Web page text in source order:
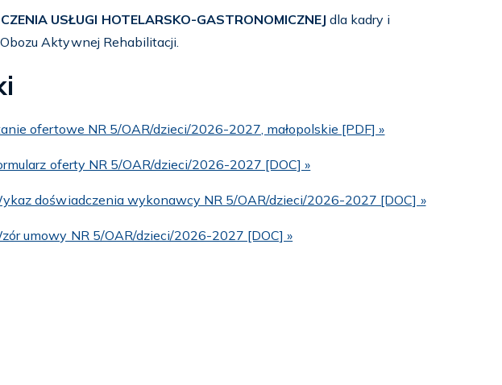
USŁUGI HOTELARSKO-GASTRONOMICZNEJ dla kadry i
Aktywnej Rehabilitacji.
ofertowe NR 5/OAR/dzieci/2026-2027, małopolskie [PDF] »
oferty NR 5/OAR/dzieci/2026-2027 [DOC] »
doświadczenia wykonawcy NR 5/OAR/dzieci/2026-2027 [DOC] »
umowy NR 5/OAR/dzieci/2026-2027 [DOC] »